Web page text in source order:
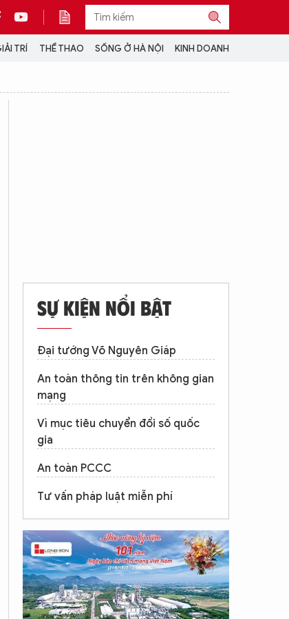
TRÍ THỂ THAO SỐNG Ở HÀ NỘI KINH DOANH
SỰ KIỆN NỔI BẬT
Đại tướng Võ Nguyên Giáp
An toàn thông tin trên không gian
mạng
Vì mục tiêu chuyển đổi số quốc
gia
An toàn PCCC
Tư vấn pháp luật miễn phí